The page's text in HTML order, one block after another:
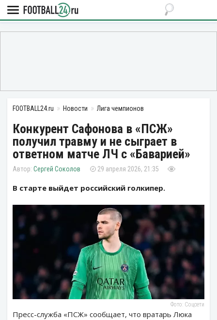
FOOTBALL24.ru Новости Лига чемпионов
Конкурент Сафонова в «ПСЖ»
получил травму и не сыграет в
ответном матче ЛЧ с «Баварией»
Сергей Соколов 29 апреля 2026, 21:35
В старте выйдет российский голкипер.
Фото: Соцсети
Пресс-служба «ПСЖ» сообщает, что вратарь Люка